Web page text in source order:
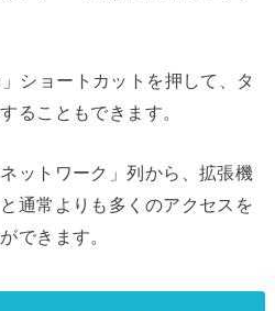
ショートカットを押して、タ
ることもできます。
ットワーク」列から、拡張機
通常よりも多くのアクセスを
できます。